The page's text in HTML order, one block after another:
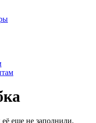
еще не заполнили.